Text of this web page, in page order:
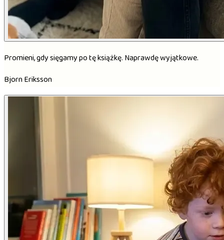
Promieni, gdy sięgamy po tę książkę. Naprawdę wyjątkowe.
Bjorn Eriksson